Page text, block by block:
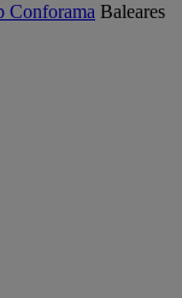
Conforama Baleares